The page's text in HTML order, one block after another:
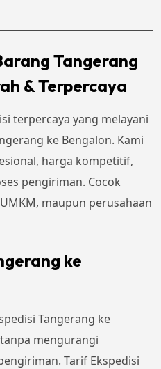
Tangerang
& Terpercaya
terpercaya yang melayani
ke Bengalon. Kami
harga kompetitif,
pengiriman. Cocok
maupun perusahaan
ke
Tangerang ke
mengurangi
Tarif Ekspedisi